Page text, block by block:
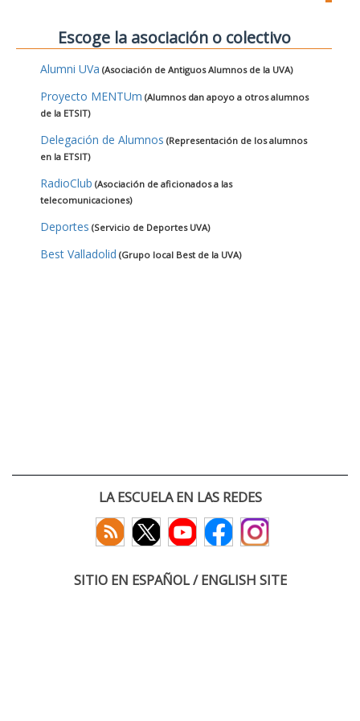
Escoge la asociación o colectivo
Alumni UVa (Asociación de Antiguos Alumnos de la UVA)
Proyecto MENTUm (Alumnos dan apoyo a otros alumnos
de la ETSIT)
Delegación de Alumnos (Representación de los alumnos
en la ETSIT)
RadioClub (Asociación de aficionados a las
telecomunicaciones)
Deportes (Servicio de Deportes UVA)
Best Valladolid (Grupo local Best de la UVA)
LA ESCUELA EN LAS REDES
SITIO EN ESPAÑOL / ENGLISH SITE